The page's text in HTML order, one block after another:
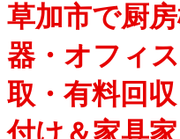
草加市で厨
器・オフィ
取・有料回